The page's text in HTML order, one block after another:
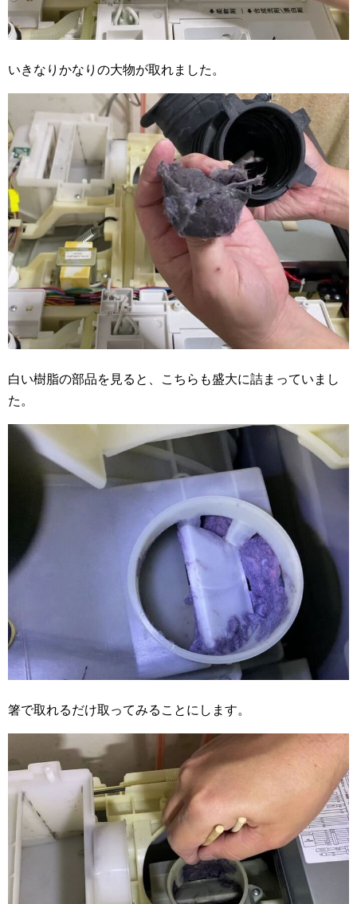
いきなりかなりの大物が取れました。
白い樹脂の部品を見ると、こちらも盛大に詰まっていまし
た。
箸で取れるだけ取ってみることにします。